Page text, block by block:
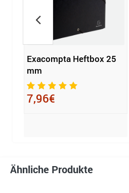
Exacompta Heftbox 25
mm
7,96€
Ähnliche Produkte